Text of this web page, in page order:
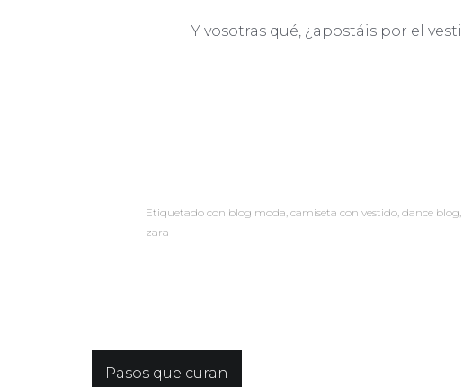
Y vosotras qué, ¿apostáis por el
Etiquetado con blog moda, camiseta con vestido, dance blog,
zara
Navegación
Pasos que curan